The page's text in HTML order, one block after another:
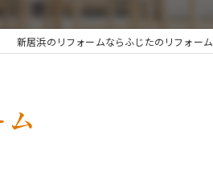
新居浜のリフォームならふじたのリフォーム